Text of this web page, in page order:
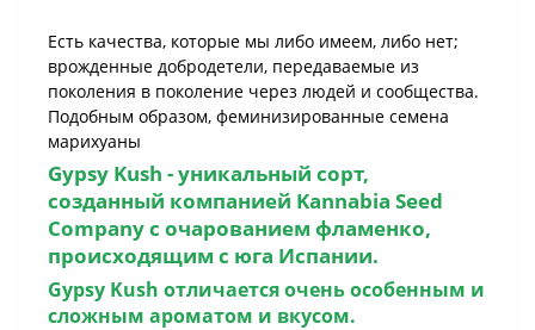
Есть качества, которые мы либо имеем, либо нет;
врожденные добродетели, передаваемые из
поколения в поколение через людей и сообщества.
Подобным образом, феминизированные семена
марихуаны
Gypsy Kush -уникальный сорт,
созданный компанией Kannabia Seed
Companyс очарованием фламенко,
происходящим с юга Испании.
Gypsy Kush отличается очень особенным и
сложным ароматом и вкусом.